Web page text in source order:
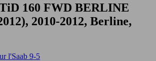
160 FWD BERLINE
2010-2012, Berline,
l'Saab 9-5